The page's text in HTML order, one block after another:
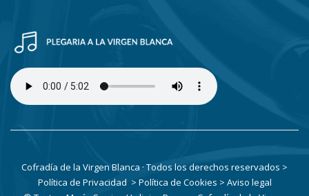
Cofradía de la Virgen Blanca · Todos los derechos reservados >
Política de Privacidad > Política de Cookies > Aviso legal